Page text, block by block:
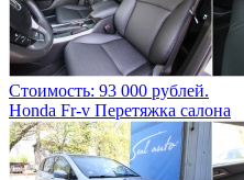
Стоимость: 93 000 рублей.
Honda Fr-v Перетяжка салона